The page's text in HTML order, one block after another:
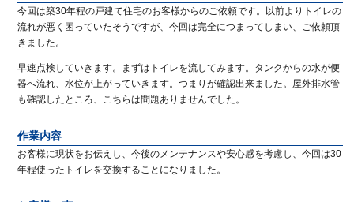
今回は築30年程の戸建て住宅のお客様からのご依頼です。以前よりトイレの
流れが悪く困っていたそうですが、今回は完全につまってしまい、ご依頼頂
きました。
早速点検していきます。まずはトイレを流してみます。タンクからの水が便
器へ流れ、水位が上がっていきます。つまりが確認出来ました。屋外排水管
も確認したところ、こちらは問題ありませんでした。
作業内容
お客様に現状をお伝えし、今後のメンテナンスや安心感を考慮し、今回は30
年程使ったトイレを交換することになりました。